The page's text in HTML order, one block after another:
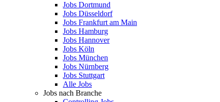
Jobs Dortmund
Jobs Düsseldorf
Jobs Frankfurt am Main
Jobs Hamburg
Jobs Hannover
Jobs Köln
Jobs München
Jobs Nürnberg
Jobs Stuttgart
Alle Jobs
Jobs nach Branche